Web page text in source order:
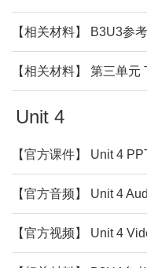
【相关材料】 B3U3参
【相关材料】 第三单元
Unit 4
【官方课件】 Unit 4
【官方音频】 Unit 4
【官方视频】 Unit 4